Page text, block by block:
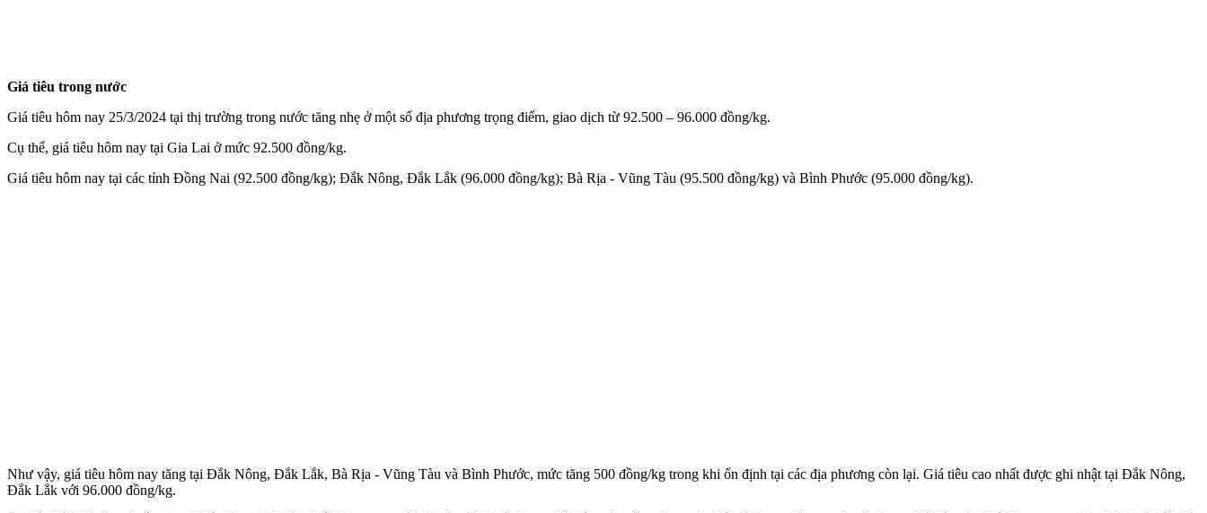
Giá tiêu trong nước
Giá tiêu hôm nay 25/3/2024 tại thị trường trong nước tăng nhẹ ở một số địa phương trọng điểm, giao dịch từ 92.500 – 96.000 đồng/kg.
Cụ thể, giá tiêu hôm nay tại Gia Lai ở mức 92.500 đồng/kg.
Giá tiêu hôm nay tại các tỉnh Đồng Nai (92.500 đồng/kg); Đắk Nông, Đắk Lắk (96.000 đồng/kg); Bà Rịa - Vũng Tàu (95.500 đồng/kg) và Bình Phước (95.000 đồng/kg).
Như vậy, giá tiêu hôm nay tăng tại Đắk Nông, Đắk Lắk, Bà Rịa - Vũng Tàu và Bình Phước, mức tăng 500 đồng/kg trong khi ổn định tại các địa phương còn lại. Giá tiêu cao nhất được ghi nhật tại Đắk Nông,
Đắk Lắk với 96.000 đồng/kg.